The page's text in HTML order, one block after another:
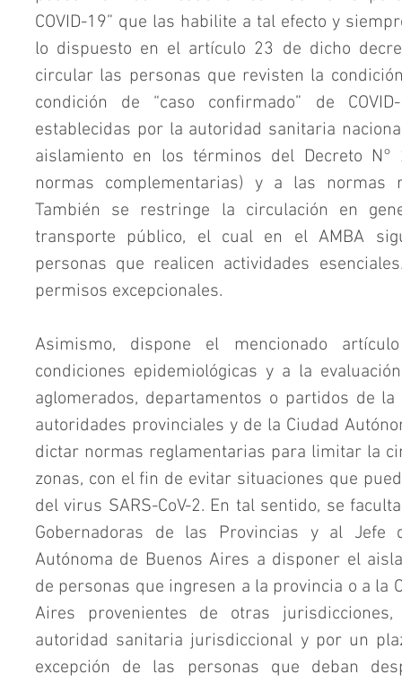
COVID-19” que las habilite a tal efecto y
lo dispuesto en el artículo 23 de dicho
circular las personas que revisten la
condición de “caso confirmado” de
establecidas por la autoridad sanitaria
aislamiento en los términos del Decreto
normas complementarias) y a las normas
También se restringe la circulación en
transporte público, el cual en el AMBA
personas que realicen actividades
permisos excepcionales.
Asimismo, dispone el mencionado
condiciones epidemiológicas y a la
aglomerados, departamentos o partidos de
autoridades provinciales y de la Ciudad
dictar normas reglamentarias para limitar la
zonas, con el fin de evitar situaciones que
del virus SARS-CoV-2. En tal sentido, se
Gobernadoras de las Provincias y al Jefe
Autónoma de Buenos Aires a disponer el
de personas que ingresen a la provincia o a la
Aires provenientes de otras
autoridad sanitaria jurisdiccional y por un
excepción de las personas que deban